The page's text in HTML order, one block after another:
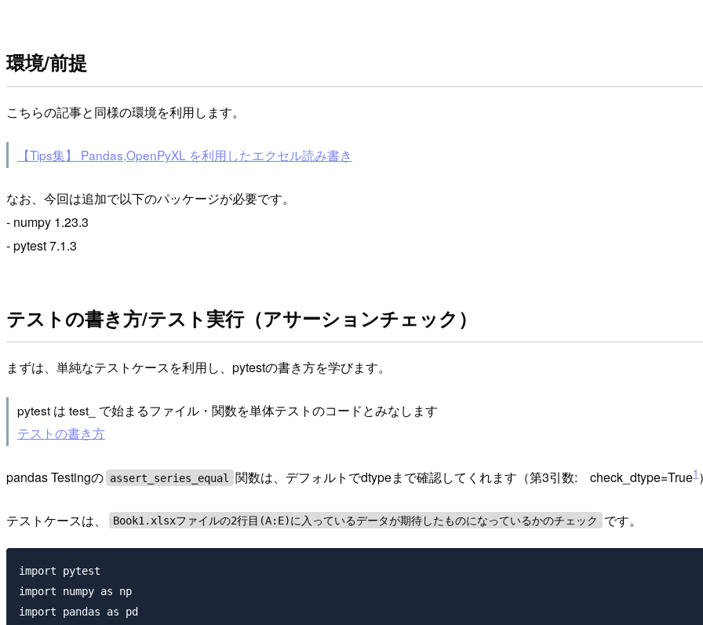
環境/前提
こちらの記事と同様の環境を利用します。
【Tips集】 Pandas,OpenPyXL を利用したエクセル読み書き
なお、今回は追加で以下のパッケージが必要です。
- numpy 1.23.3
- pytest 7.1.3
テストの書き方/テスト実行（アサーションチェック）
まずは、単純なテストケースを利用し、pytestの書き方を学びます。
pytest は test_ で始まるファイル・関数を単体テストのコードとみなします
テストの書き方
pandas Testingの assert_series_equal 関数は、デフォルトでdtypeまで確認してくれます（第3引数: check_dtype=True1
テストケースは、 Book1.xlsxファイルの2行目(A:E)に入っているデータが期待したものになっているかのチェック です。
import pytest
import numpy as np
import pandas as pd